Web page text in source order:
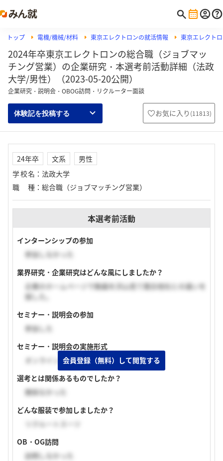
トップ 電機/機械/材料 東京エレクトロンの就活情報 東京エレクト
2024年卒東京エレクトロンの総合職（ジョブマッ
チング営業）の企業研究・本選考前活動詳細（法政
大学/男性）（2023-05-20公開）
企業研究・説明会・OBOG訪問・リクルーター面談
体験記を投稿する お気に入り (11813)
24年卒 文系
男性
学校名 ： 法政大学
職種 ： 総合職（ジョブマッチング営業）
本選考前活動
インターンシップの参加
参加しなかった
業界研究・企業研究はどんな風にしましたか？
企業のホームページで動画を沢山見て競合他社との違いを
探した。
セミナー・説明会の参加
参加した
セミナー・説明会の実施形式
オンライン（顔出しあり）
選考とは関係あるものでしたか？
関係なかった
どんな服装で参加しましたか？
リクルートスーツ
OB・OG訪問
訪問しなかった
会員登録（無料）して閲覧する